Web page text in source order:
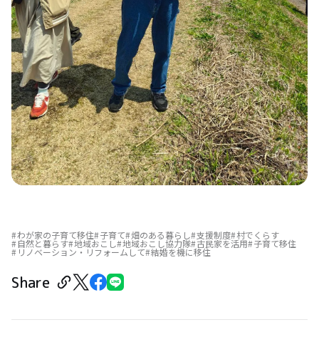
わが家の子育て移住 子育て 畑のある暮らし 支援制度 村でくらす
自然と暮らす 地域おこし 地域おこし協力隊 古民家を活用 子育て移住
リノベーション・リフォームして 結婚を機に移住
Share